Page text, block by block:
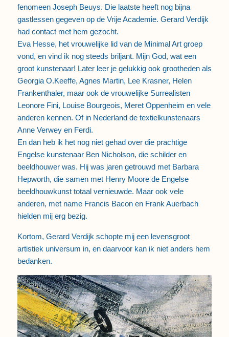
fenomeen Joseph Beuys. Die laatste heeft nog bijna
gastlessen gegeven op de Vrije Academie. Gerard Verdijk
had contact met hem gezocht.
Eva Hesse, het vrouwelijke lid van de Minimal Art groep
vond, en vind ik nog steeds briljant. Mijn God, wat een
groot kunstenaar! Later leer je gelukkig ook grootheden als
Georgia O.Keeffe, Agnes Martin, Lee Krasner, Helen
Frankenthaler, maar ook de vrouwelijke Surrealisten
Leonore Fini, Louise Bourgeois, Meret Oppenheim en vele
anderen kennen. Of in Nederland de textielkunstenaars
Anne Verwey en Ferdi.
En dan heb ik het nog niet gehad over die prachtige
Engelse kunstenaar Ben Nicholson, die schilder en
beeldhouwer was. Hij was jaren getrouwd met Barbara
Hepworth, die samen met Henry Moore de Engelse
beeldhouwkunst totaal vernieuwde. Maar ook vele
anderen, met name Francis Bacon en Frank Auerbach
hielden mij erg bezig.
Kortom, Gerard Verdijk schopte mij een levensgroot
artistiek universum in, en daarvoor kan ik niet anders hem
bedanken.